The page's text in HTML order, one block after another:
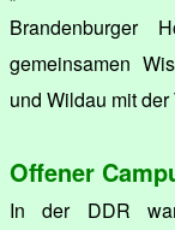
Brandenburger
gemeinsamen
und Wildau mit der
Offener
In der DDR